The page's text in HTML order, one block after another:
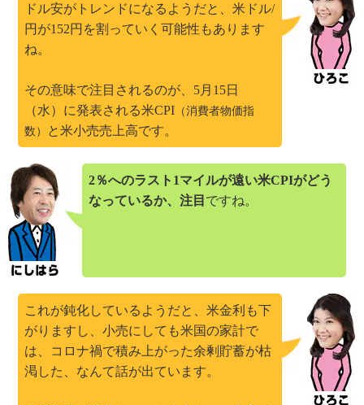
ドル安がトレンドになるようだと、米ドル/
円が152円を割っていく可能性もあります
ね。
その意味で注目されるのが、5月15日
（水）に発表される米CPI （消費者物価指
数）
と米小売売上高です。
2％へのラスト1マイルが遠い米CPIがどう
なっているか、注目 ですね。
これが鈍化しているようだと、米金利も下
がりますし、小売にしても米国の家計で
は、コロナ禍で積み上がった余剰貯蓄が枯
渇した、なんて話が出ています。